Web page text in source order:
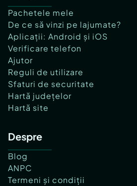
Pachetele mele
De ce să vinzi pe lajumate?
Aplicații: Android și iOS
Verificare telefon
Ajutor
Reguli de utilizare
Sfaturi de securitate
Hartă județelor
Hartă site
Despre
Blog
ANPC
Termeni și condiții